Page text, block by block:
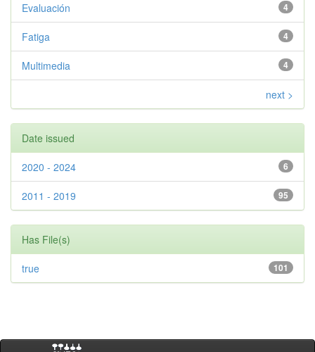
4
Evaluación
4
Fatiga
4
Multimedia
next >
Date issued
6
2020 - 2024
95
2011 - 2019
Has File(s)
101
true